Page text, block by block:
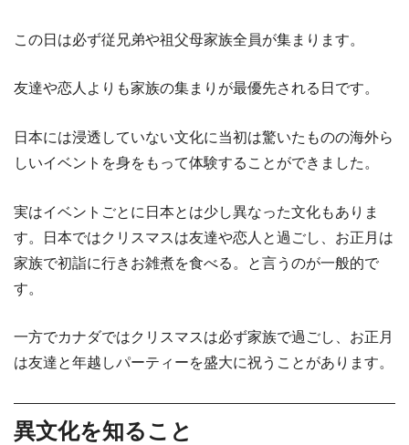
この日は必ず従兄弟や祖父母家族全員が集まります。
友達や恋人よりも家族の集まりが最優先される日です。
日本には浸透していない文化に当初は驚いたものの海外ら
しいイベントを身をもって体験することができました。
実はイベントごとに日本とは少し異なった文化もありま
す。日本ではクリスマスは友達や恋人と過ごし、お正月は
家族で初詣に行きお雑煮を食べる。と言うのが一般的で
す。
一方でカナダではクリスマスは必ず家族で過ごし、お正月
は友達と年越しパーティーを盛大に祝うことがあります。
異文化を知ること